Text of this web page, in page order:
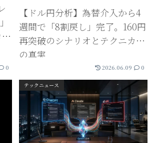
0
【ドル円分析】為替介入から4
週間で「8割戻し」完了。160円
再突破のシナリオとテクニカル
の真実
2026.06.09 0
テックニュース